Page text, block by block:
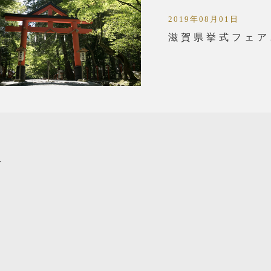
2019年08月01日
滋賀県挙式フェア